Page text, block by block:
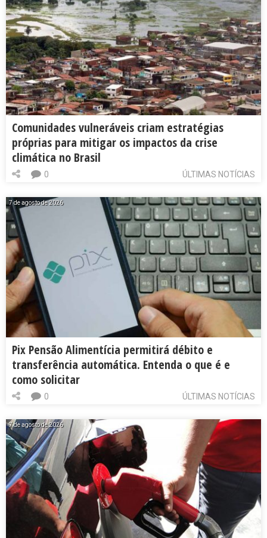
Comunidades vulneráveis criam estratégias
próprias para mitigar os impactos da crise
climática no Brasil
ÚLTIMAS NOTÍCIAS
0
7 de agosto de 2026
Pix Pensão Alimentícia permitirá débito e
transferência automática. Entenda o que é e
como solicitar
ÚLTIMAS NOTÍCIAS
0
7 de agosto de 2026